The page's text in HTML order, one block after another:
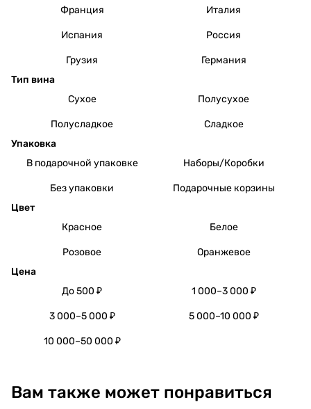
Франция
Италия
Испания Россия
Грузия
Германия
Тип вина
Сухое
Полусухое
Полусладкое
Сладкое
Упаковка
В подарочной упаковке
Наборы/Коробки
Без упаковки
Подарочные корзины
Цвет
Красное
Белое
Розовое
Оранжевое
Цена
До 500 ₽
1 000–3 000 ₽
3 000–5 000 ₽ 5 000–10 000 ₽
10 000–50 000 ₽
Вам также может понравиться